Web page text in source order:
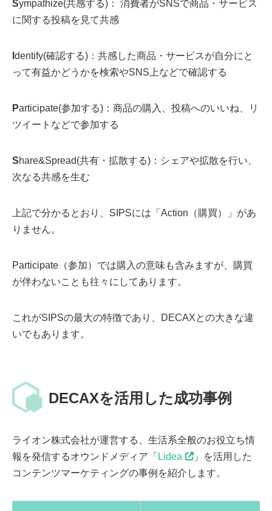
Sympathize(共感する)： 消費者がSNSで商品・サービス
に関する投稿を見て共感
dentify(確認する)：共感した商品・サービスが自分にと
って有益かどうかを検索やSNS上などで確認する
Participate(参加する)：商品の購入、投稿へのいいね、リ
ツイートなどで参加する
Share&Spread(共有・拡散する)：シェアや拡散を行い、
次なる共感を生む
上記で分かるとおり、SIPSには「Action（購買）」があ
りません。
Participate（参加）では購入の意味も含みますが、購買
が伴わないことも往々にしてあります。
これがSIPSの最大の特徴であり、DECAXとの大きな違
いでもあります。
DECAXを活用した成功事例
ライオン株式会社が運営する、生活系全般のお役立ち情
報を発信するオウンドメディア「 Lidea
」を活用した
コンテンツマーケティングの事例を紹介します。